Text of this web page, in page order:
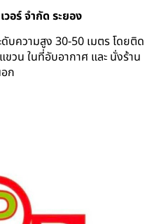
อร์ จำกัด ระยอง
บความสูง 30-50 เมตร โดยติด
วน ในที่อับอากาศ และ นั่งร้าน
ก